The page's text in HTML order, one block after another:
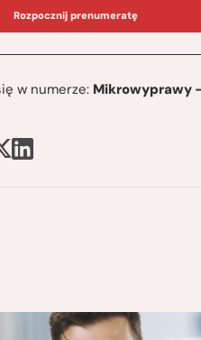
Rozpocznij prenumeratę
w numerze: Mikrowyprawy